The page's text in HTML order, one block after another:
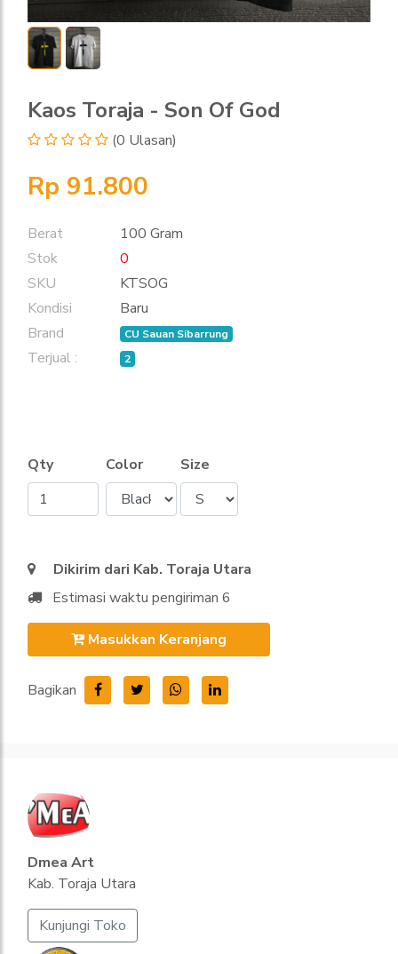
Kaos Toraja - Son Of God
(0 Ulasan)
Rp 91.800
Berat
100 Gram
Stok
0
SKU
KTSOG
Kondisi
Baru
Brand
CU Sauan Sibarrung
Terjual : 2
Qty Color Size
Dikirim dari Kab. Toraja Utara
Estimasi waktu pengiriman 6
Masukkan Keranjang
Bagikan
Dmea Art
Kab. Toraja Utara
Kunjungi Toko